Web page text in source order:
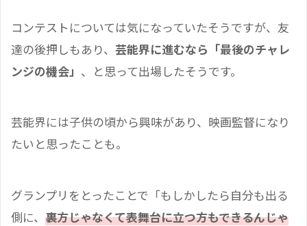
コンテストについては気になっていたそうですが、友
達の後押しもあり、 芸能界に進むなら「最後のチャレ
ンジの機会」 、と思って出場したそうです。
芸能界には子供の頃から興味があり、映画監督になり
たいと思ったことも。
グランプリをとったことで「もしかしたら自分も出る
側に、 裏方じゃなくて表舞台に立つ方もできるんじゃ